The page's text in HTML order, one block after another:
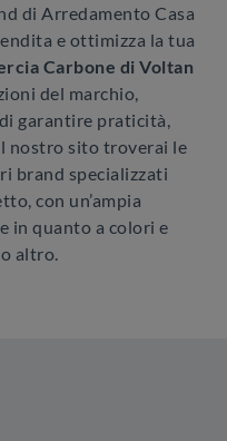
di Arredamento Casa
e ottimizza la tua
Carbone di Voltan
del marchio,
garantire praticità,
nostro sito troverai le
brand specializzati
con un’ampia
in quanto a colori e
altro.